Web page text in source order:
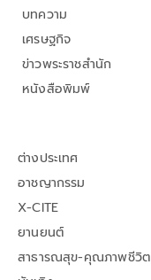
บทความ
เศรษฐกิจ
ข่าวพระราชสำนัก
หนังสือพิมพ์
ต่างประเทศ
อาชญากรรม
X-CITE
ยานยนต์
สาธารณสุข-คุณภาพชีวิต